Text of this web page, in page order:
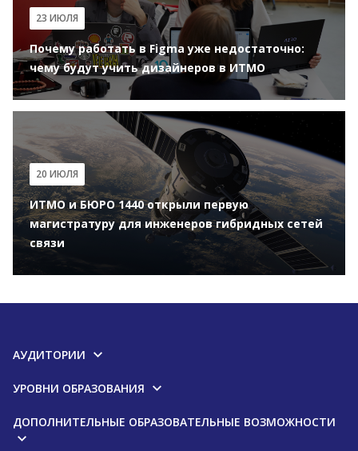
23 ИЮЛЯ
Почему работать в Figma уже недостаточно:
чему будут учить дизайнеров в ИТМО
20 ИЮЛЯ
ИТМО и БЮРО 1440 открыли первую
магистратуру для инженеров гибридных сетей
связи
АУДИТОРИИ
УРОВНИ ОБРАЗОВАНИЯ
ДОПОЛНИТЕЛЬНЫЕ ОБРАЗОВАТЕЛЬНЫЕ ВОЗМОЖНОСТИ